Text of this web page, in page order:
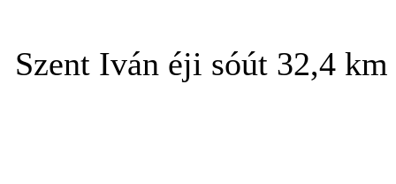
Szent Iván éji sóút 32,4 km